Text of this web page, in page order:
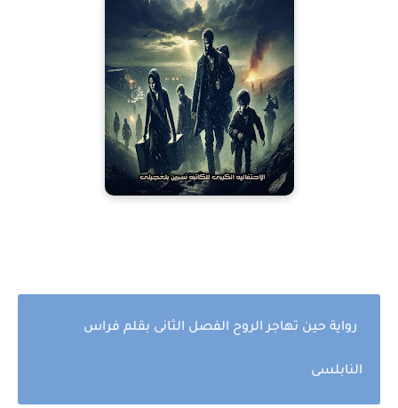
رواية حين تهاجر الروح الفصل الثانى بقلم فراس
النابلسى